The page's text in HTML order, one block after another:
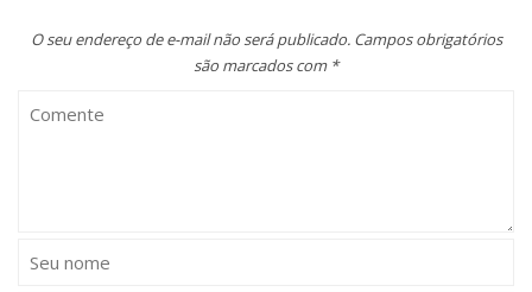
O seu endereço de e-mail não será publicado. Campos obrigatórios
são marcados com *